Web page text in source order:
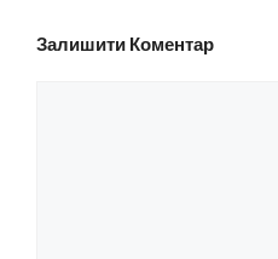
Залишити Коментар